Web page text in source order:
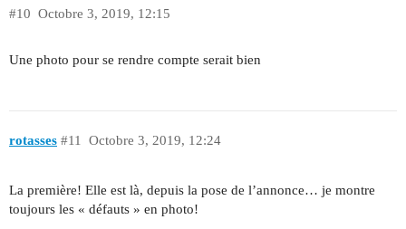
Octobre 3, 2019, 12:15
#10
Une photo pour se rendre compte serait bien
rotasses Octobre 3, 2019, 12:24
#11
La première! Elle est là, depuis la pose de l’annonce… je montre
toujours les « défauts » en photo!